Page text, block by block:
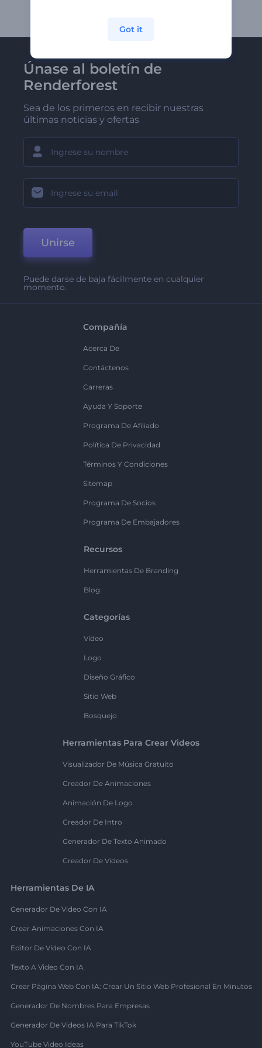
Únase al boletín de
Renderforest
Sea de los primeros en recibir nuestras
últimas noticias y ofertas
Unirse
Puede darse de baja fácilmente en cualquier
momento.
Compañía
Acerca De
Contáctenos
Carreras
Ayuda Y Soporte
Programa De Afiliado
Política De Privacidad
Términos Y Condiciones
Sitemap
Programa De Socios
Programa De Embajadores
Recursos
Herramientas De Branding
Blog
Categorías
Vídeo
Logo
Diseño Gráfico
Sitio Web
Bosquejo
Herramientas Para Crear Videos
Visualizador De Música Gratuito
Creador De Animaciones
Animación De Logo
Creador De Intro
Generador De Texto Animado
Creador De Videos
Herramientas De IA
Generador De Video Con IA
Crear Animaciones Con IA
Editor De Video Con IA
Texto A Video Con IA
Crear Página Web Con IA: Crear Un Sitio Web Profesional En Minutos
Generador De Nombres Para Empresas
Generador De Videos IA Para TikTok
YouTube Video Ideas
Got it